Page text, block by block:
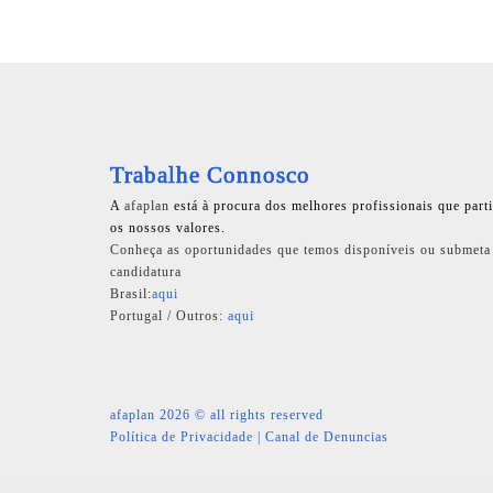
Trabalhe Connosco
A afaplan está à procura dos melhores profissionais que
os nossos valores.
Conheça as oportunidades que temos disponíveis ou submeta
candidatura
Brasil:aqui
Portugal / Outros: aqui
afaplan 2026 © all rights reserved
Política de Privacidade | Canal de Denuncias